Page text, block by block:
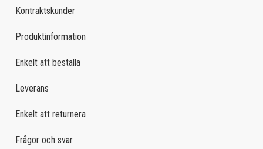
Kontraktskunder
Produktinformation
Enkelt att beställa
Leverans
Enkelt att returnera
Frågor och svar